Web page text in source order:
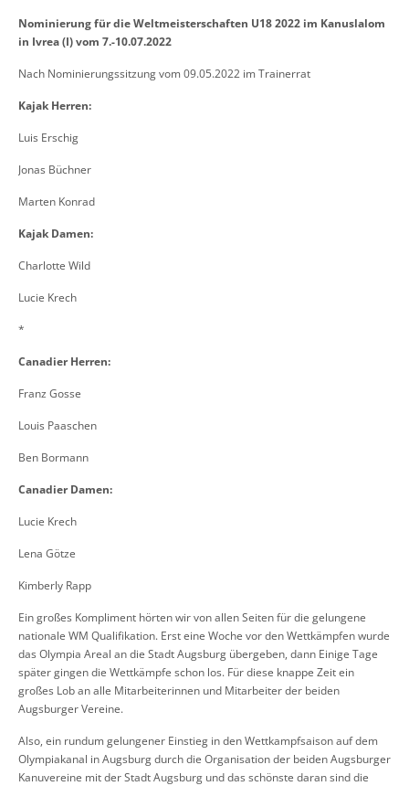
Nominierung für die Weltmeisterschaften U18 2022 im Kanuslalom
in Ivrea (I) vom 7.-10.07.2022
Nach Nominierungssitzung vom 09.05.2022 im Trainerrat
Kajak Herren:
Luis Erschig
Jonas Büchner
Marten Konrad
Kajak Damen:
Charlotte Wild
Lucie Krech
*
Canadier Herren:
Franz Gosse
Louis Paaschen
Ben Bormann
Canadier Damen:
Lucie Krech
Lena Götze
Kimberly Rapp
Ein großes Kompliment hörten wir von allen Seiten für die gelungene
nationale WM Qualifikation. Erst eine Woche vor den Wettkämpfen wurde
das Olympia Areal an die Stadt Augsburg übergeben, dann Einige Tage
später gingen die Wettkämpfe schon los. Für diese knappe Zeit ein
großes Lob an alle Mitarbeiterinnen und Mitarbeiterder beiden
Augsburger Vereine.
Also, ein rundum gelungener Einstieg in den Wettkampfsaison auf dem
Olympiakanal in Augsburg durch die Organisation der beiden Augsburger
Kanuvereine mit der Stadt Augsburg und das schönste daran sind die